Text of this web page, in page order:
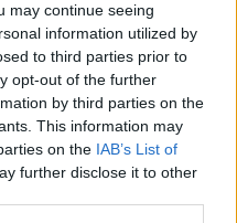
may continue seeing
information utilized by
to third parties prior to
opt-out of the further
by third parties on the
This information may
on the IAB’s List of
further disclose it to other
para
pueden ser los
para la nueva
2024/25? Comunio
te trae un análisis
de cómo funcionan las